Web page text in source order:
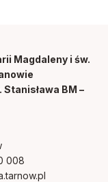
Magdaleny i św.
BM –
008